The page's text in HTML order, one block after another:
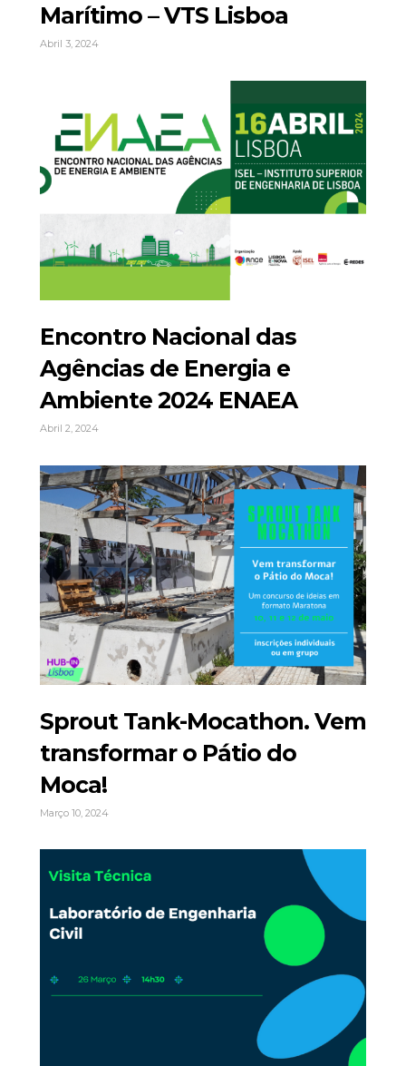
Marítimo – VTS Lisboa
Abril 3, 2024
Encontro Nacional das
Agências de Energia e
Ambiente 2024 ENAEA
Abril 2, 2024
Sprout Tank-Mocathon. Vem
transformar o Pátio do
Moca!
Março 10, 2024